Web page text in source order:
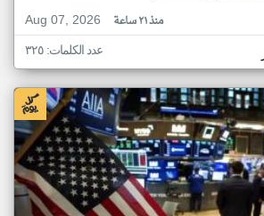
Aug 07, 2026
منذ ٢١ ساعة
عدد الكلمات: ٣٢٥